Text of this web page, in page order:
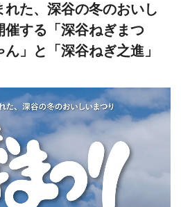
れた、深谷の冬のおいし
する「深谷ねぎまつ
」と「深谷ねぎ之進」